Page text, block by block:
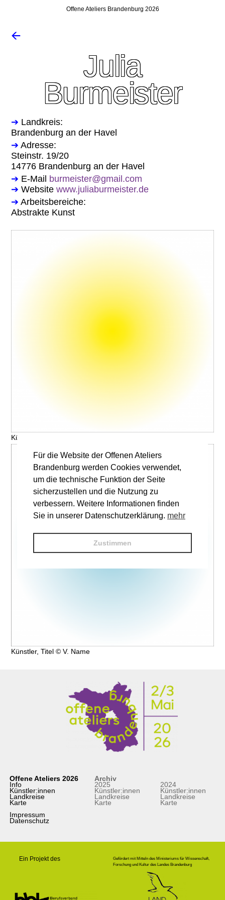
Offene Ateliers Brandenburg 2026
🡨
Julia
Burmeister
➔ Landkreis:
Brandenburg an der Havel
➔ Adresse:
Steinstr. 19/20
14776 Brandenburg an der Havel
➔ E-Mail burmeister@gmail.com
➔ Websitewww.juliaburmeister.de
➔ Arbeitsbereiche:
Abstrakte Kunst
Künstler, Titel © V. Name
Künstler, Titel © V. Name
Offene Ateliers 2026
Info
Künstler:innen
Landkreise
Karte
Impressum
Datenschutz
Archiv
2025
Künstler:innen
Landkreise
Karte
2024
Künstler:innen
Landkreise
Karte
Ein Projekt des
Gefördert mit Mitteln des Ministeriums für Wissenschaft,
Forschung und Kultur des Landes Brandenburg
Für die Website der Offenen Ateliers
Brandenburg werden Cookies verwendet,
um die technische Funktion der Seite
sicherzustellen und die Nutzung zu
verbessern. Weitere Informationen finden
Sie in unserer Datenschutzerklärung. mehr
Zustimmen